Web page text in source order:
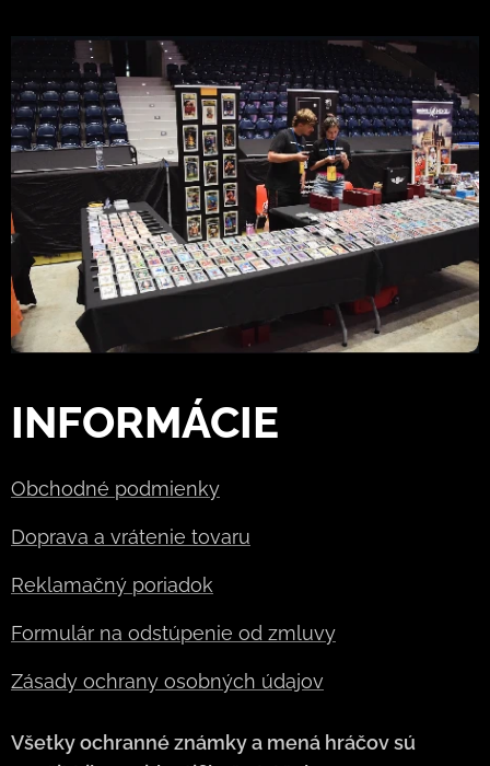
INFORMÁCIE
Obchodné podmienky
Doprava a vrátenie tovaru
Reklamačný poriadok
Formulár na odstúpenie od zmluvy
Zásady ochrany osobných údajov
Všetky ochranné známky a mená hráčov sú